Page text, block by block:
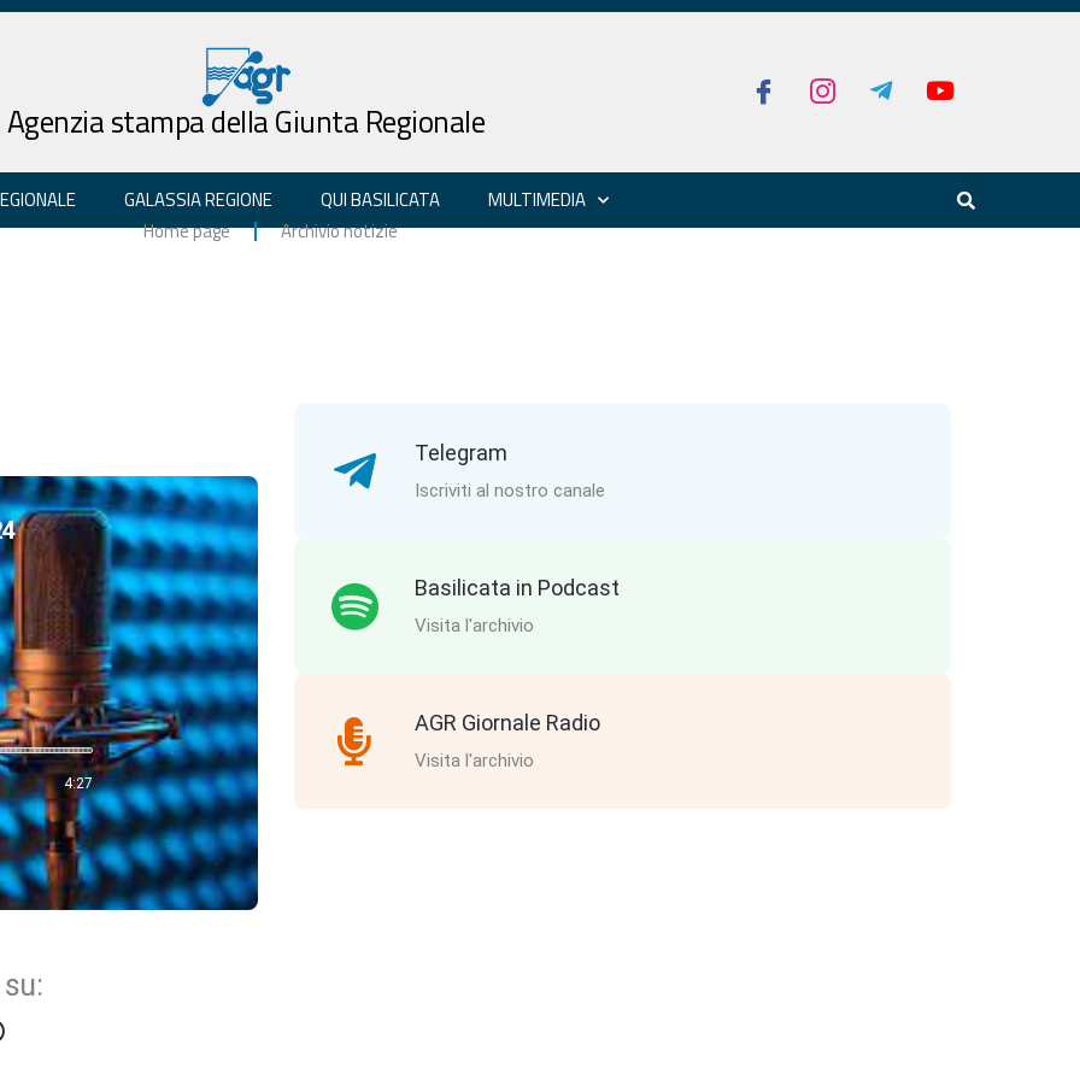
Agenzia stampa della Giunta Regionale
GALASSIA REGIONE QUI BASILICATA
MULTIMEDIA
Home page
Archivio notizie
4:27
Telegram
Iscriviti al nostro canale
Basilicata in Podcast
Visita l'archivio
AGR Giornale Radio
Visita l'archivio